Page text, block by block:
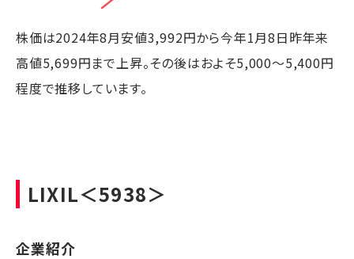
株価は2024年8月安値3,992円から今年1月8日昨年来
高値5,699円まで上昇。その後はおよそ5,000～5,400円
程度で推移しています。
LIXIL＜5938＞
企業紹介